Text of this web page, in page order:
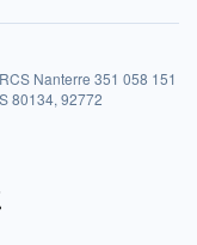
Nanterre 351 058 151
80134, 92772